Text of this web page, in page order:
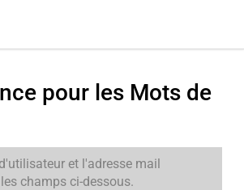
pour les Mots de
et l'adresse mail
champs ci-dessous.